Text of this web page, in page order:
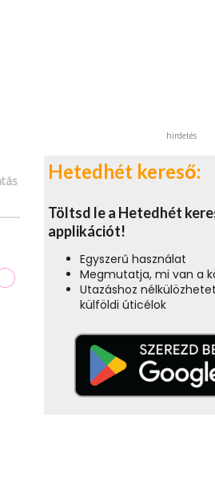
hirdetés
Hetedhét kereső:
Töltsd le a Hetedhét
applikációt!
Egyszerű használat
Megmutatja, mi van a
Utazáshoz
külföldi úticélok